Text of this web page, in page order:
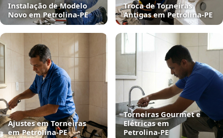
Instalação de Modelo
Novo em Petrolina‑PE
Troca de Torneiras
Antigas em Petrolina‑PE
Ajustes em Torneiras
em Petrolina‑PE
Torneiras Gourmet e
Elétricas em
Petrolina‑PE